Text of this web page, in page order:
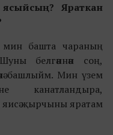
Яраткан
мин башта чараның
белгәннән соң,
башлыйм. Мин үзем
җырчыны яратам